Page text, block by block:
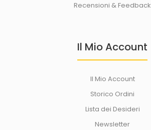
Recensioni & Feedback
Il Mio Account
Il Mio Account
Storico Ordini
Lista dei Desideri
Newsletter